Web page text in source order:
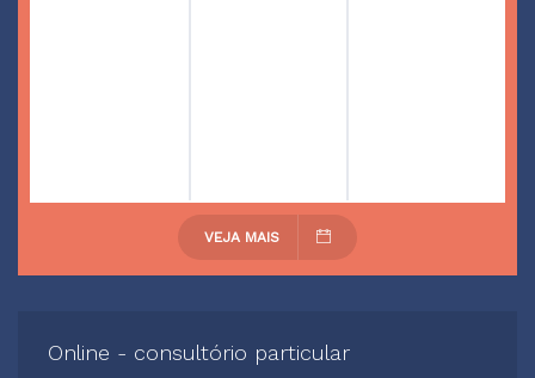
VEJA MAIS
Online - consultório particular